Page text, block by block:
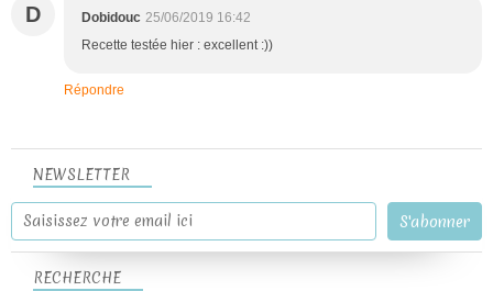
D Dobidouc 25/06/2019 16:42
Recette testée hier : excellent :))
Répondre
NEWSLETTER
RECHERCHE